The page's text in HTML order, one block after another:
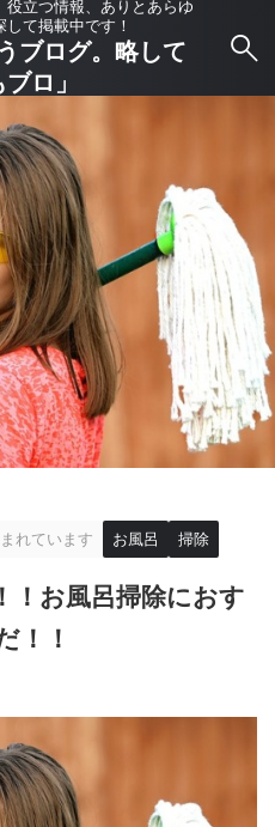
立つ情報、ありとあらゆ
て掲載中です！
ブログ。略して
ブロ」
れています お風呂 掃除
！お風呂掃除におす
！！